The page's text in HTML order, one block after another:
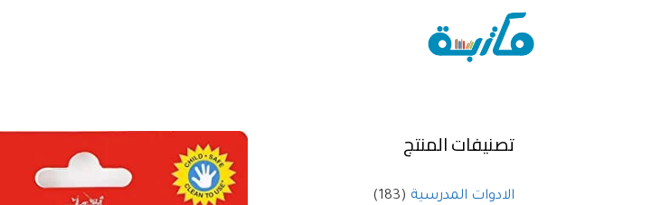
تصنيفات المنتج
الادوات المدرسية (183)